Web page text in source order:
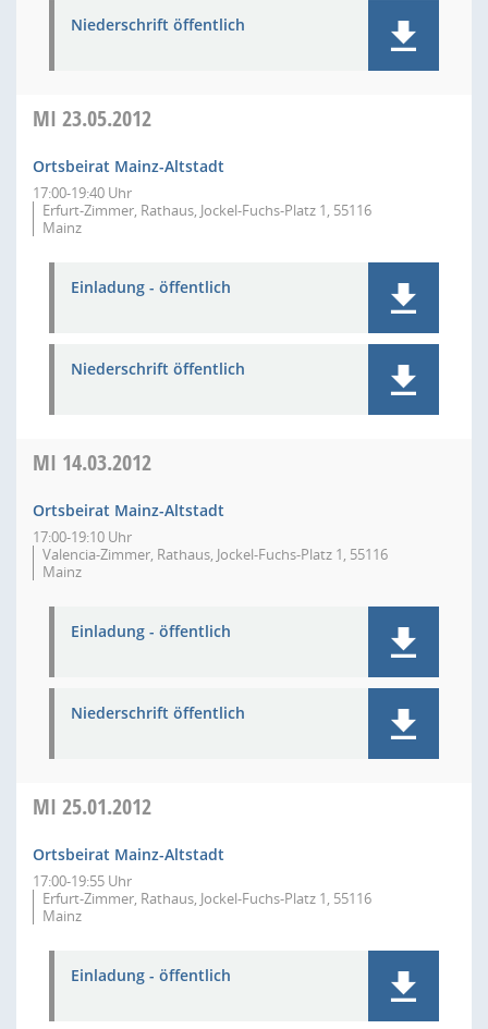
Niederschrift öffentlich
MI 23.05.2012
Ortsbeirat Mainz-Altstadt
17:00-19:40 Uhr
Erfurt-Zimmer, Rathaus, Jockel-Fuchs-Platz 1, 55116
Mainz
Einladung - öffentlich
Niederschrift öffentlich
MI 14.03.2012
Ortsbeirat Mainz-Altstadt
17:00-19:10 Uhr
Valencia-Zimmer, Rathaus, Jockel-Fuchs-Platz 1, 55116
Mainz
Einladung - öffentlich
Niederschrift öffentlich
MI 25.01.2012
Ortsbeirat Mainz-Altstadt
17:00-19:55 Uhr
Erfurt-Zimmer, Rathaus, Jockel-Fuchs-Platz 1, 55116
Mainz
Einladung - öffentlich